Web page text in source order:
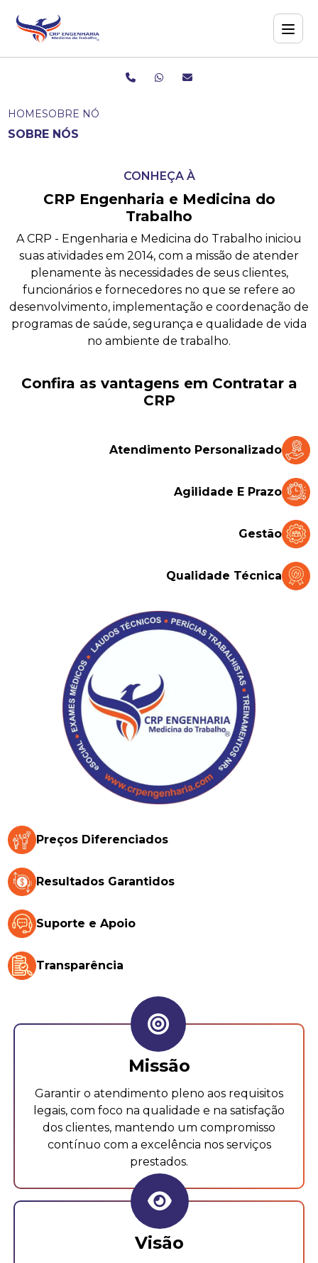
HOMESOBRE NÓS
SOBRE NÓS
CONHEÇA À
CRP Engenharia e Medicina do
Trabalho
A CRP - Engenharia e Medicina do Trabalho iniciou
suas atividades em 2014, com a missão de atender
plenamente às necessidades de seus clientes,
funcionários e fornecedores no que se refere ao
desenvolvimento, implementação e coordenação de
programas de saúde, segurança e qualidade de vida
no ambiente de trabalho.
Confira as vantagens em Contratar a
CRP
Atendimento Personalizado
Agilidade E Prazo
Gestão
Qualidade Técnica
Preços Diferenciados
Resultados Garantidos
Suporte e Apoio
Transparência
Missão
Garantir o atendimento pleno aos requisitos
legais, com foco na qualidade e na satisfação
dos clientes, mantendo um compromisso
contínuo com a excelência nos serviços
prestados.
Visão